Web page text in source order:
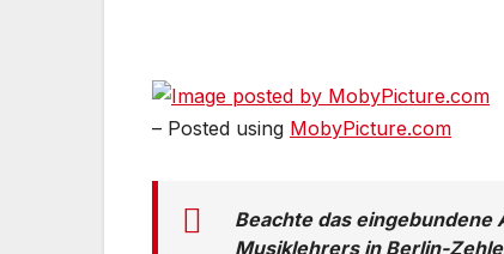
– Posted using MobyPicture.com
Beachte das
Musiklehrers in Berlin-